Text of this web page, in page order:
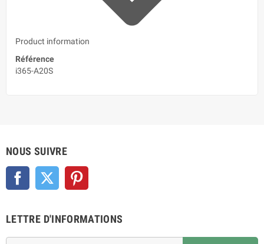
Product information
Référence
i365-A20S
NOUS SUIVRE
Facebook Twitter
LETTRE D'INFORMATIONS